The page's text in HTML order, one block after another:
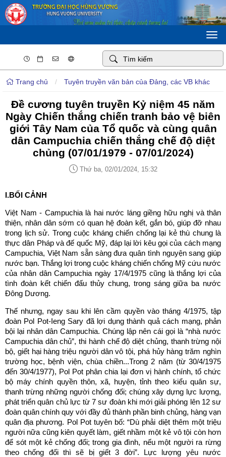
Trang chủ / Tuyên truyền văn bản của Đảng, các VB khác
Đề cương tuyên truyền Kỷ niệm 45 năm
Ngày Chiến thắng chiến tranh bảo vệ biên
giới Tây Nam của Tổ quốc và cùng quân
dân Campuchia chiến thắng chế độ diệt
chủng (07/01/1979 - 07/01/2024)
Thứ ba, 02/01/2024, 15:32
I.BỐI CẢNH
Việt Nam - Campuchia là hai nước láng giềng hữu nghị và thân
thiện, nhân dân sớm có quan hệ đoàn kết, gắn bó, giúp đỡ nhau
trong lịch sử. Trong cuộc kháng chiến chống lại kẻ thù chung là
thực dân Pháp và đế quốc Mỹ, đáp lại lời kêu gọi của cách mạng
Campuchia, Việt Nam sẵn sàng đưa quân tình nguyện sang giúp
nước bạn. Thắng lợi trong cuộc kháng chiến chống Mỹ cứu nước
của nhân dân Campuchia ngày 17/4/1975 cũng là thắng lợi của
tình đoàn kết chiến đấu thủy chung, trong sáng giữa ba nước
Đông Dương.
Thế nhưng, ngay sau khi lên cầm quyền vào tháng 4/1975, tập
đoàn Pol Pot-Ieng Sary đã lợi dụng thành quả cách mạng, phản
bội lại nhân dân Campuchia. Chúng lập nên cái gọi là “nhà nước
Campuchia dân chủ”, thi hành chế độ diệt chủng, thanh trừng nội
bộ, giết hại hàng triệu người dân vô tội, phá hủy hàng trăm nghìn
trường học, bệnh viện, chùa chiền...Trong 2 năm (từ 30/4/1975
đến 30/4/1977), Pol Pot phân chia lại đơn vị hành chính, tổ chức
bộ máy chính quyền thôn, xã, huyện, tỉnh theo kiểu quân sự,
thanh trừng những người chống đối; chúng xây dựng lực lượng,
phát triển quân chủ lực từ 7 sư đoàn khi mới giải phóng lên 12 sư
đoàn quân chính quy với đầy đủ thành phần binh chủng, hàng vạn
quân địa phương. Pol Pot tuyên bố: “Dù phải diệt thêm một triệu
người nữa cũng kiên quyết làm, giết nhầm một kẻ vô tội còn hơn
để sót một kẻ chống đối; trong gia đình, nếu một người ra rừng
theo chống đối thì sẽ bị giết 3 đời”. Lực lượng yêu nước